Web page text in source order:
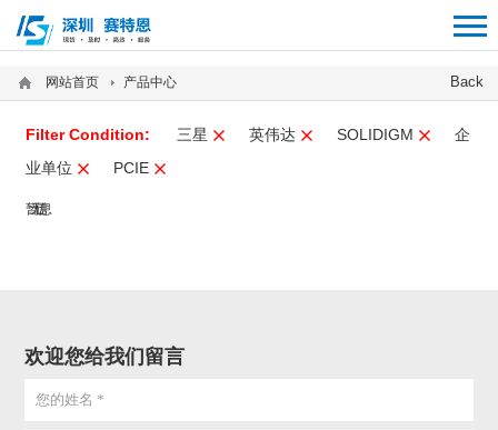
Back
网站首页 产品中心
Filter Condition: 三星 英伟达 SOLIDIGM
企
业单位
PCIE
暂无信息
欢迎您给我们留言